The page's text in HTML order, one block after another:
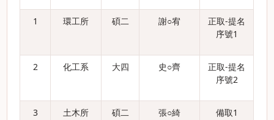
1 環工所 碩二 謝○宥
正取-提名
序號1
2 化工系 大四 史○齊
正取-提名
序號2
3 土木所 碩二 張○綺 備取1